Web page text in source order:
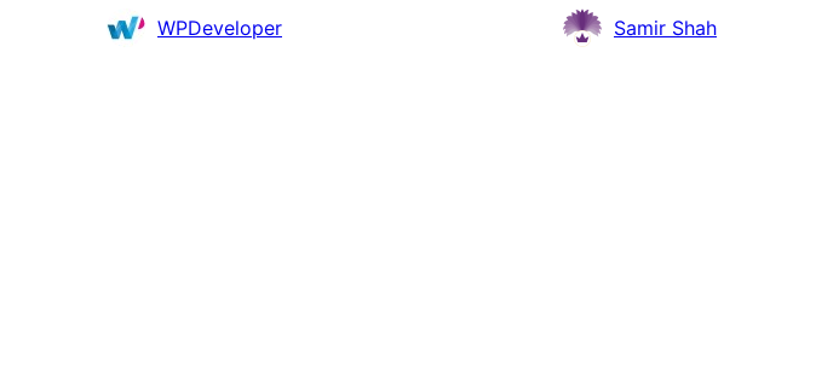
Contribuidores
WPDeveloper Samir Shah